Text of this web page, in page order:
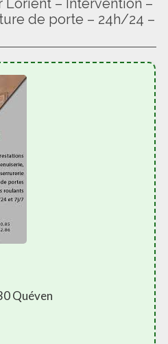
Lorient – Intervention –
de porte – 24h/24 –
Quéven